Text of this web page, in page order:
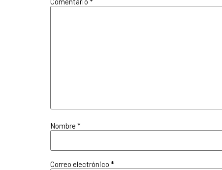
Nombre *
Correo electrónico *